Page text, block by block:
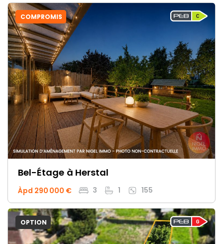
COMPROMIS
Bel-Étage à Herstal
Àpd 290 000 € 3 1 155
OPTION